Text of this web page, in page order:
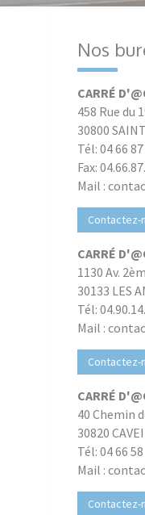
Nos
CARRÉ
458 Rue du
30800
Tél: 04 66
Fax:
Mail :
Contactez-
CARRÉ
1130 Av.
30133 LES
Tél:
Mail :
Contactez-
CARRÉ
40 Chemin
30820
Tél: 04 66
Mail :
Contactez-